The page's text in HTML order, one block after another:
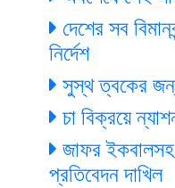
দেশের সব
নির্দেশ
সুস্থ ত্বকের
চা বিক্রয়ে
জাফর
প্রতিবেদন দাখিল